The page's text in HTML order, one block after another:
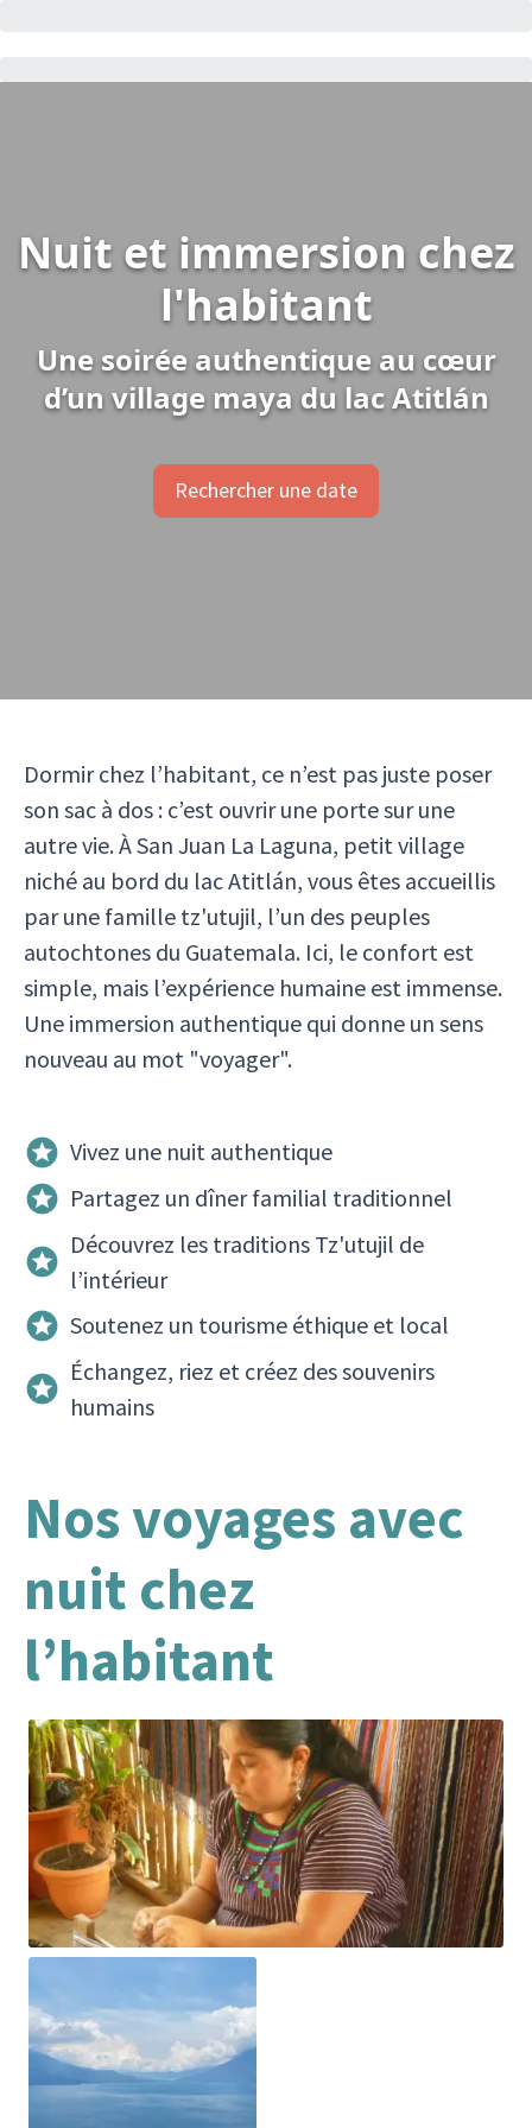
Nuit et immersion chez
l'habitant
Une soirée authentique au cœur
d’un village maya du lac Atitlán
Rechercher une date
Dormir chez l’habitant, ce n’est pas juste poser
son sac à dos : c’est ouvrir une porte sur une
autre vie. À San Juan La Laguna, petit village
niché au bord du lac Atitlán, vous êtes accueillis
par une famille tz'utujil, l’un des peuples
autochtones du Guatemala. Ici, le confort est
simple, mais l’expérience humaine est immense.
Une immersion authentique qui donne un sens
nouveau au mot "voyager".
Vivez une nuit authentique
Partagez un dîner familial traditionnel
Découvrez les traditions Tz'utujil de
l’intérieur
Soutenez un tourisme éthique et local
Échangez, riez et créez des souvenirs
humains
Nos voyages avec
nuit chez
l’habitant